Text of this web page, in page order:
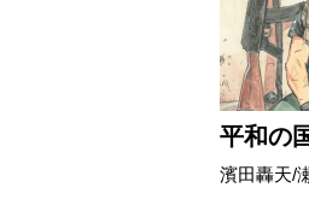
平和の
濱田轟天/